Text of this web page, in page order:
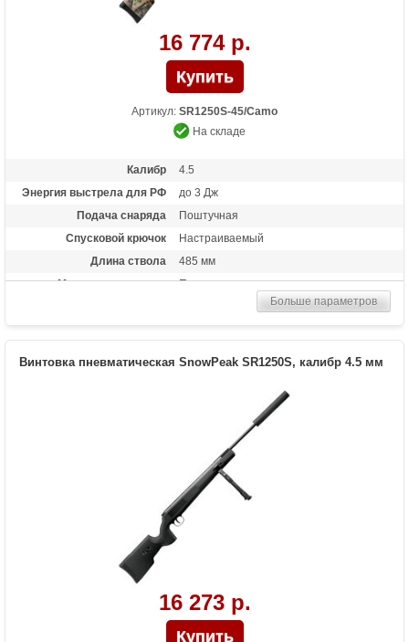
16 774 р.
Артикул: SR1250S-45/Camo
На складе
Калибр
4.5
Энергия выстрела для РФ
до 3 Дж
Подача снаряда
Поштучная
Спусковой крючок
Настраиваемый
Длина ствола
485 мм
Материал приклада
Пластик
Масса (кг)
4.4
Больше параметров
Винтовка пневматическая SnowPeak SR1250S, калибр 4.5 мм
16 273 р.